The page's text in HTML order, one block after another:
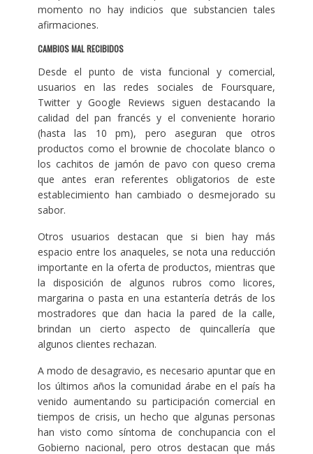
momento no hay indicios que substancien tales
afirmaciones.
CAMBIOS MAL RECIBIDOS
Desde el punto de vista funcional y comercial,
usuarios en las redes sociales de Foursquare,
Twitter y Google Reviews siguen destacando la
calidad del pan francés y el conveniente horario
(hasta las 10 pm), pero aseguran que otros
productos como el brownie de chocolate blanco o
los cachitos de jamón de pavo con queso crema
que antes eran referentes obligatorios de este
establecimiento han cambiado o desmejorado su
sabor.
Otros usuarios destacan que si bien hay más
espacio entre los anaqueles, se nota una reducción
importante en la oferta de productos, mientras que
la disposición de algunos rubros como licores,
margarina o pasta en una estantería detrás de los
mostradores que dan hacia la pared de la calle,
brindan un cierto aspecto de quincallería que
algunos clientes rechazan.
A modo de desagravio, es necesario apuntar que en
los últimos años la comunidad árabe en el país ha
venido aumentando su participación comercial en
tiempos de crisis, un hecho que algunas personas
han visto como síntoma de conchupancia con el
Gobierno nacional, pero otros destacan que más